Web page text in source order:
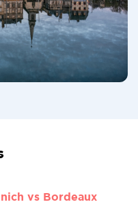
vs Bordeaux